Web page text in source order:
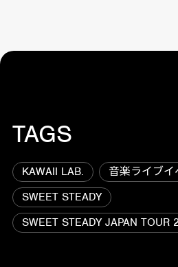
TAGS
KAWAII LAB.
音楽ライブイ
SWEET STEADY
SWEET STEADY JAPAN TOUR